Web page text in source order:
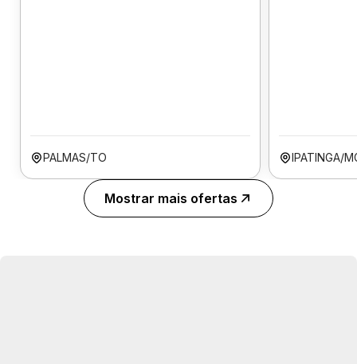
PALMAS/TO IPATINGA/
Mostrar mais ofertas